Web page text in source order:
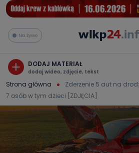
Na żywo
DODAJ MATERIAŁ
dodaj wideo, zdjęcie, tekst
Strona główna
Zderzenie 5 aut na
7 osób w tym dzieci [ZDJĘCIA]